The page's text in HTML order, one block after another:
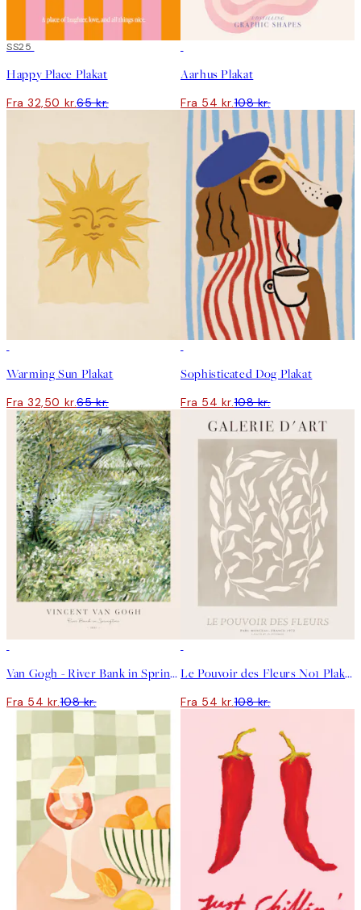
50%*
SS25
Happy Place Plakat
Fra 32,50 kr.65 kr.
Aarhus Plakat
Fra 54 kr.108 kr.
Warming Sun Plakat
Fra 32,50 kr.65 kr.
Sophisticated Dog Plakat
Fra 54 kr.108 kr.
Van Gogh - River Bank in Springtime Plakat
Fra 54 kr.108 kr.
Le Pouvoir des Fleurs No1 Plakat
Fra 54 kr.108 kr.